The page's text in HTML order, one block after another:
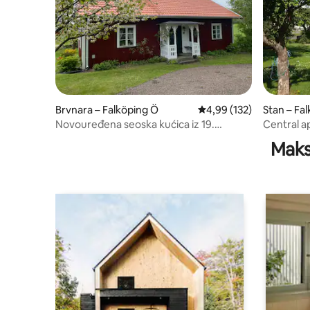
Brvnara – Falköping Ö Prosječna ocjena: 4,99/
4,99 (132)
Novouređena seoska kućica iz 19.
Stan –
Central